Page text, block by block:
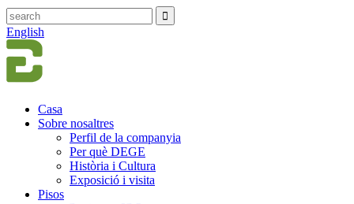
English
Casa
Sobre nosaltres
Perfil de la companyia
Per què DEGE
Història i Cultura
Exposició i visita
Pisos